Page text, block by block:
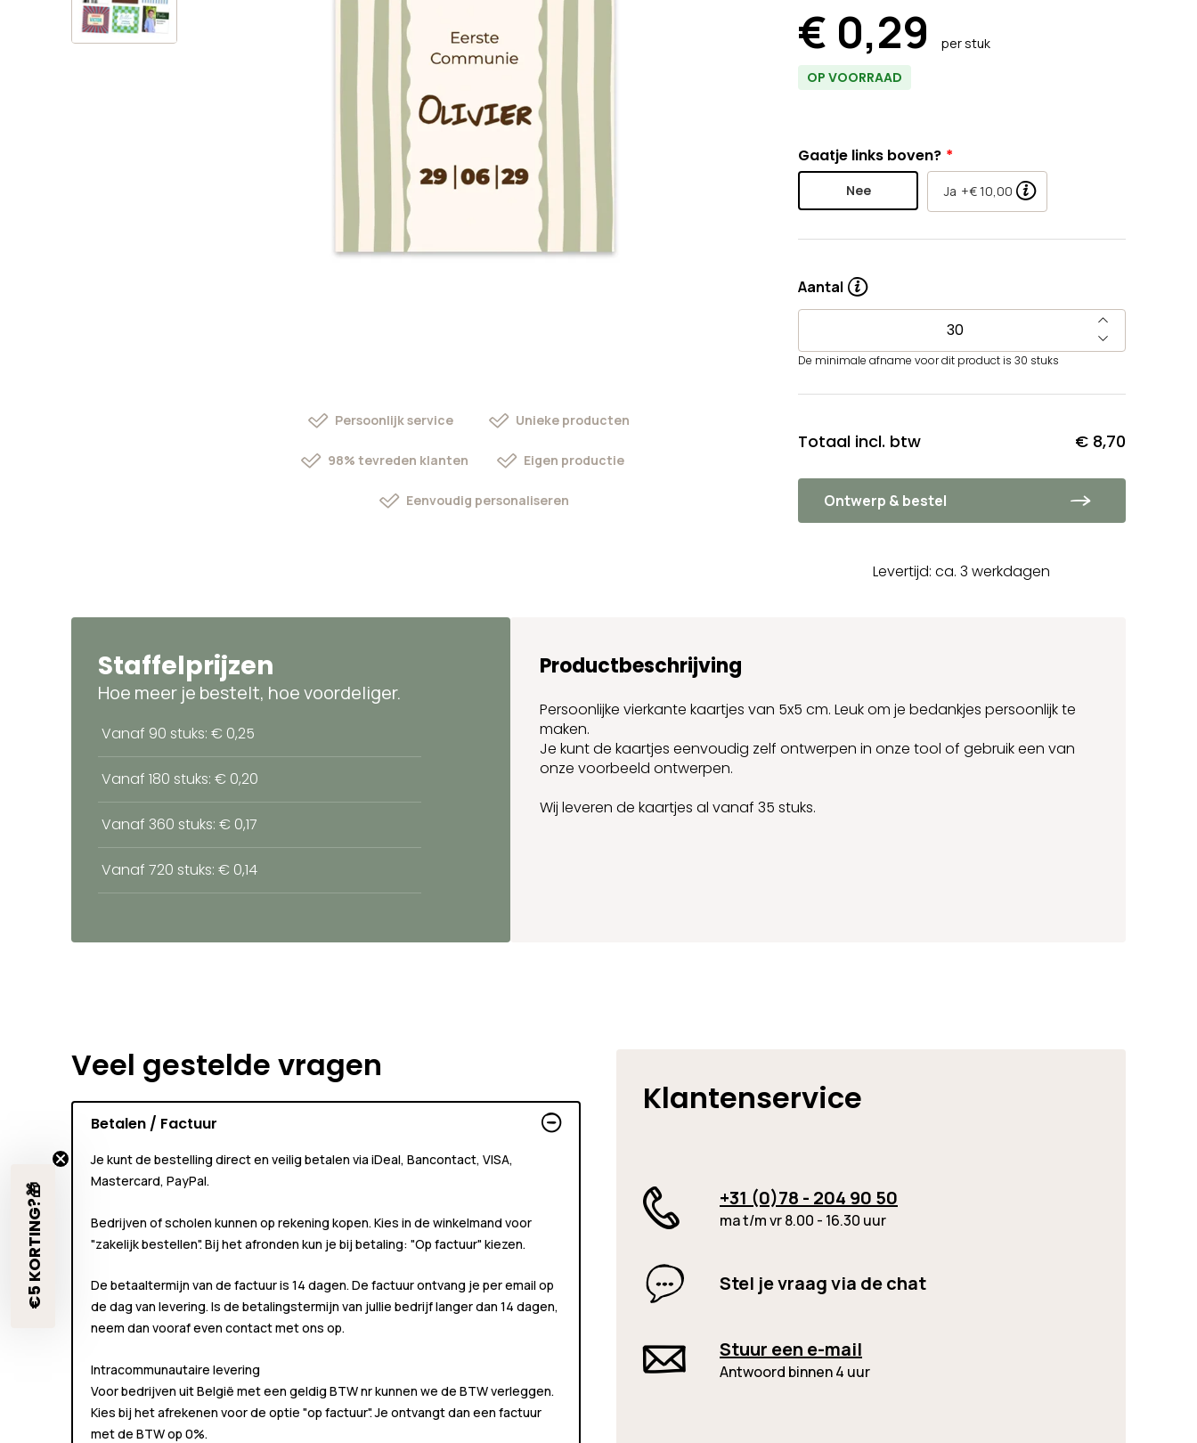
Persoonlijk service Unieke producten
98% tevreden klanten Eigen productie
Eenvoudig personaliseren
€ 0,29 per stuk
OP VOORRAAD
Ontwerp & bestel
Gaatje links boven?
Nee Ja +€ 10,00
Aantal
De minimale afname voor dit product is 30 stuks
Totaal incl. btw € 8,70
Levertijd: ca. 3 werkdagen
Staffelprijzen
Hoe meer je bestelt, hoe voordeliger.
Vanaf 90 stuks: € 0,25
Vanaf 180 stuks: € 0,20
Vanaf 360 stuks: € 0,17
Vanaf 720 stuks: € 0,14
Productbeschrijving
Persoonlijke vierkante kaartjes van 5x5 cm. Leuk om je bedankjes persoonlijk te
maken.
Je kunt de kaartjes eenvoudig zelf ontwerpen in onze tool of gebruik een van
onze voorbeeld ontwerpen.
Wij leveren de kaartjes al vanaf 35 stuks.
Veel gestelde vragen
Betalen / Factuur
Je kunt de bestelling direct en veilig betalen via iDeal, Bancontact, VISA,
Mastercard, PayPal.
Bedrijven of scholen kunnen op rekening kopen. Kies in de winkelmand voor
"zakelijk bestellen". Bij het afronden kun je bij betaling: "Op factuur" kiezen.
De betaaltermijn van de factuur is 14 dagen. De factuur ontvang je per email op
de dag van levering. Is de betalingstermijn van jullie bedrijf langer dan 14 dagen,
neem dan vooraf even contact met ons op.
Intracommunautaire levering
Voor bedrijven uit België met een geldig BTW nr kunnen we de BTW verleggen.
Kies bij het afrekenen voor de optie "op factuur". Je ontvangt dan een factuur
met de BTW op 0%.
Klantenservice
+31 (0)78 - 204 90 50
ma t/m vr 8.00 - 16.30 uur
Stel je vraag via de chat
Stuur een e-mail
Antwoord binnen 4 uur
€5 KORTING?🎁